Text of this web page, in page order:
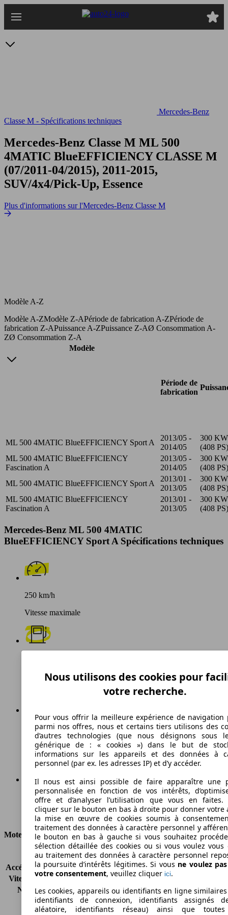
au
Mercedes-Benz
Classe M - Spécifications techniques
Mercedes-Benz Classe M ML 500
4MATIC BlueEFFICIENCY CLASSE M
(07/2011-04/2015), 2011-2015,
SUV/4x4/Pick-Up, Essence
Plus d'informations sur l'Mercedes-Benz Classe M
Modèle A-Z
Modèle A-ZModèle Z-APériode de fabrication A-ZPériode de
fabrication Z-APuissance A-ZPuissance Z-AØ Consommation A-
ZØ Consommation Z-A
Modèle
Période de
fabrication
ML 500 4MATIC BlueEFFICIENCY Sport A
2013/05 -
2014/05
300 KW
(408 PS)
ML 500 4MATIC BlueEFFICIENCY
Fascination A
2013/05 -
2014/05
300 KW
(408 PS)
ML 500 4MATIC BlueEFFICIENCY Sport A
2013/01 -
2013/05
300 KW
(408 PS)
ML 500 4MATIC BlueEFFICIENCY
Fascination A
2013/01 -
2013/05
300 KW
(408 PS)
Mercedes-Benz ML 500 4MATIC
BlueEFFICIENCY Sport A Spécifications techniques
250 km/h
Vitesse maximale
Carburant
269 g/km
Émissions de CO2 (combinées)*
Ø 11.5 l/100km
Consommation
Moteur et Puissance
KW (CH)
300 kW (408 PS)
Accélération (0-100 km/h) 5.6s
Vitesse maximale (km/h) 250 km/h
Nombre de vitesses
7
Couple
600 nm
Cylindrée
4663 ccm
Nous utilisons des cookies pour
votre recherche.
Pour vous offrir la meilleure expérience de navigation
parmi nos offres, nous et certains tiers utilisons des
d’autres technologies (que nous désignons sous
générique de : « cookies ») dans le but de
informations sur les appareils et des données à
personnel (par ex. les adresses IP) et d’y accéder.
Il nous est ainsi possible de faire apparaître une
personnalisée en fonction de vos intérêts,
offre et d’analyser l’utilisation que vous en faites.
cliquer sur le bouton en bas à droite pour donner votre
la mise en œuvre de cookies soumis à
traitement des données à caractère personnel y
le bouton en bas à gauche si vous souhaitez
sélection détaillée des cookies ou si vous voulez vous
au traitement des données à caractère personnel
la poursuite d’intérêts légitimes. Si vous ne voulez
votre consentement, veuillez cliquer ici.
Les cookies, appareils ou identifiants en ligne
identifiants de connexion, identifiants assignés
aléatoire, identifiants réseau) ainsi que